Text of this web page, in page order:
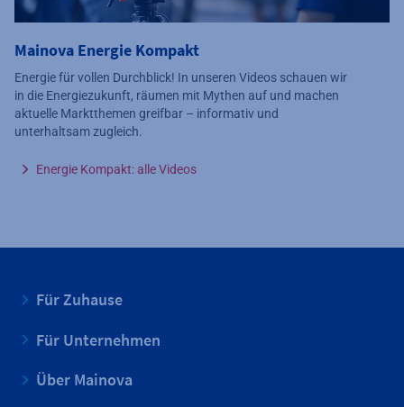
Mainova Energie Kompakt
Energie für vollen Durchblick! In unseren Videos schauen wir
in die Energiezukunft, räumen mit Mythen auf und machen
aktuelle Marktthemen greifbar – informativ und
unterhaltsam zugleich.
Energie Kompakt: alle Videos
Für Zuhause
Für Unternehmen
Über Mainova